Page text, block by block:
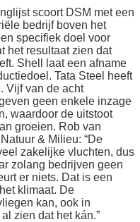
scoort DSM met een
bedrijf boven het
specifiek doel voor
het resultaat zien dat
Shell laat een afname
Tata Steel heeft
Vijf van de acht
geen enkele inzage
waardoor de uitstoot
groeien. Rob van
& Milieu: “De
zakelijke vluchten, dus
zolang bedrijven geen
er niets. Dat is een
klimaat. De
kan, ook in
zien dat het kán.”